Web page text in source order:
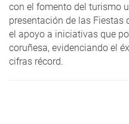
con el fomento del turismo
presentación de las Fiestas
el apoyo a iniciativas que
coruñesa, evidenciando el
cifras récord.